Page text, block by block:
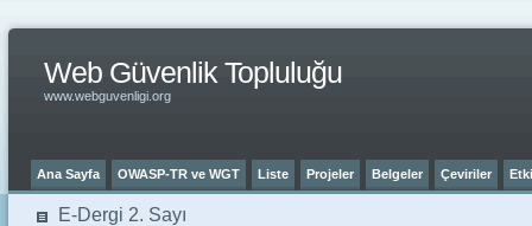
Web Güvenlik Topluluğu
www.webguvenligi.org
Ana Sayfa OWASP-TR ve WGT Liste Projeler Belgeler Çeviriler
E-Dergi 2. Sayı